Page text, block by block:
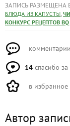
ЗАПИСЬ РАЗМЕЩЕНА
БЛЮДА ИЗ КАПУСТЫ,
КОНКУРС РЕЦЕПТОВ
комментарии
14 спасибо за
в избранное
Автор